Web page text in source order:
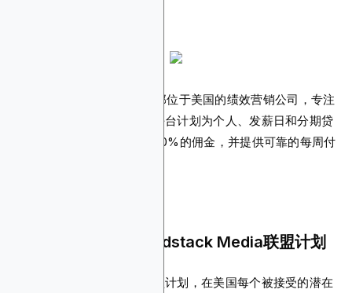
Leadstack Media是一家总部位于美国的绩效营销公司，专注
于高佣金贷款联盟计划。该平台计划为个人、发薪日和分期贷
款的潜在客户开发提供高达90%的佣金，并提供可靠的每周付
为什么您应该推广Leadstack Media联盟计划
该平台运营着一个高佣金联盟计划，在美国每个被接受的潜在